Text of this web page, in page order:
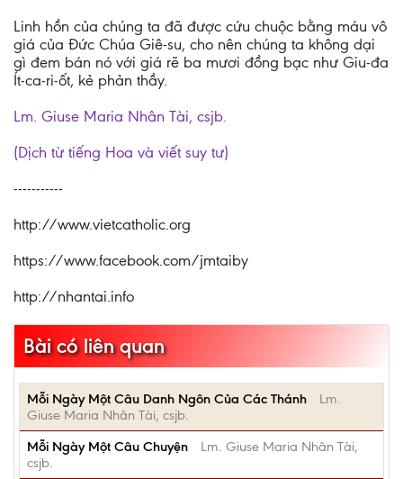
Linh hồn của chúng ta đã được cứu chuộc bằng máu vô
giá của Đức Chúa Giê-su, cho nên chúng ta không dại
gì đem bán nó với giá rẽ ba mươi đồng bạc như Giu-đa
Ít-ca-ri-ốt, kẻ phản thầy.
Lm. Giuse Maria Nhân Tài, csjb.
(Dịch từ tiếng Hoa và viết suy tư)
-----------
http://www.vietcatholic.org
https://www.facebook.com/jmtaiby
http://nhantai.info
Bài có liên quan
Mỗi Ngày Một Câu Danh Ngôn Của Các Thánh
Lm.
Giuse Maria Nhân Tài, csjb.
Mỗi Ngày Một Câu Chuyện
Lm. Giuse Maria Nhân Tài,
csjb.